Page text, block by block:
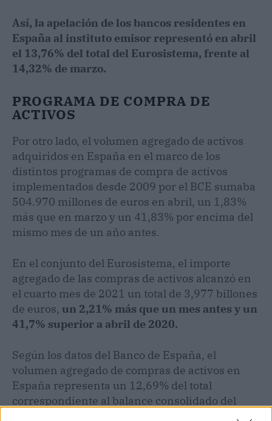
Así, la apelación de los bancos residentes en
España al instituto emisor representó en abril
el 13,76% del total del Eurosistema, frente al
14,32% de marzo.
PROGRAMA DE COMPRA DE
ACTIVOS
Por otro lado, el volumen agregado de activos
adquiridos en España en el marco de los
distintos programas de compra de activos
implementados desde 2009 por el BCE sumaba
504.970 millones de euros en abril, un 1,83%
más que en marzo y un 41,83% por encima del
mismo mes de un año antes.
En el conjunto del Eurosistema, el importe
agregado de las compras de activos alcanzó en
el cuarto mes de 2021 un total de 3,977 billones
de euros, un 2,21% más que un mes antes y un
41,7% superior a abril de 2020.
Según los datos del Banco de España, el
volumen agregado de compras de activos en
España representa un 12,69% del total
correspondiente al balance consolidado del